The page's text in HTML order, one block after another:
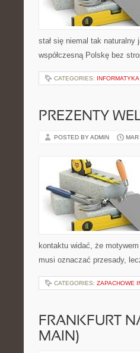
stał się niemal tak
współczesną Polskę bez
CATEGORIES: INFORMATYKA
PREZENTY
POSTED BY ADMIN
kontaktu widać, że
musi oznaczać przesady,
CATEGORIES: ZAPACHOWE
FRANKFURT
MAIN)